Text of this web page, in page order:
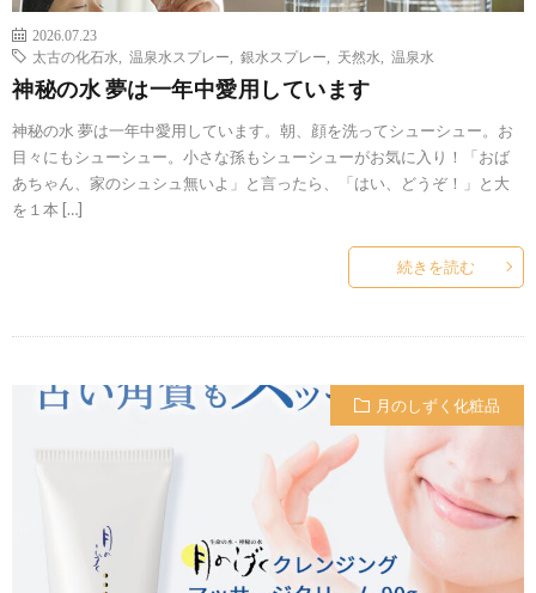
2026.07.23
太古の化石水
温泉水スプレー 銀水スプレー 天然水 温泉水
神秘の水 夢は一年中愛用しています
神秘の水 夢は一年中愛用しています。朝、顔を洗ってシューシュー。お
目々にもシューシュー。小さな孫もシューシューがお気に入り！「おば
あちゃん、家のシュシュ無いよ」と言ったら、「はい、どうぞ！」と大
を１本 […]
続きを読む
月のしずく化粧品